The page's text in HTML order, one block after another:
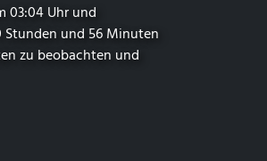
03:04 Uhr und
Stunden und 56 Minuten
zu beobachten und